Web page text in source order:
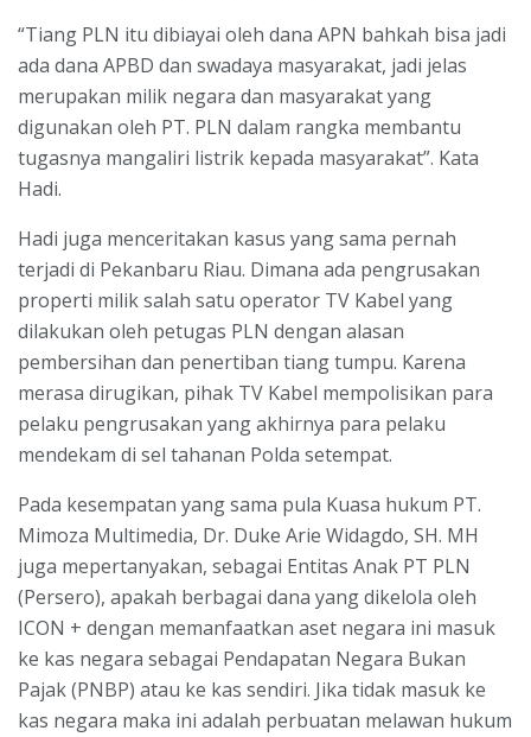
“Tiang PLN itu dibiayai oleh dana APN bahkah bisa jadi
ada dana APBD dan swadaya masyarakat, jadi jelas
merupakan milik negara dan masyarakat yang
digunakan oleh PT. PLN dalam rangka membantu
tugasnya mangaliri listrik kepada masyarakat”. Kata
Hadi.
Hadi juga menceritakan kasus yang sama pernah
terjadi di Pekanbaru Riau. Dimana ada pengrusakan
properti milik salah satu operator TV Kabel yang
dilakukan oleh petugas PLN dengan alasan
pembersihan dan penertiban tiang tumpu. Karena
merasa dirugikan, pihak TV Kabel mempolisikan para
pelaku pengrusakan yang akhirnya para pelaku
mendekam di sel tahanan Polda setempat.
Pada kesempatan yang sama pula Kuasa hukum PT.
Mimoza Multimedia, Dr. Duke Arie Widagdo, SH. MH
juga mepertanyakan, sebagai Entitas Anak PT PLN
(Persero), apakah berbagai dana yang dikelola oleh
ICON + dengan memanfaatkan aset negara ini masuk
ke kas negara sebagai Pendapatan Negara Bukan
Pajak (PNBP) atau ke kas sendiri. Jika tidak masuk ke
kas negara maka ini adalah perbuatan melawan hukum